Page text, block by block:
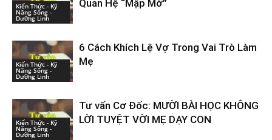
Kiến Thức - Kỹ
Năng Sống -
Dưỡng Linh
Quan Hệ “Mập Mờ”
Kiến Thức - Kỹ
Năng Sống -
Dưỡng Linh
6 Cách Khích Lệ Vợ Trong Vai Trò Làm
Mẹ
Kiến Thức - Kỹ
Năng Sống -
Dưỡng Linh
Tư vấn Cơ Đốc: MƯỜI BÀI HỌC KHÔNG
LỜI TUYỆT VỜI MẸ DẠY CON